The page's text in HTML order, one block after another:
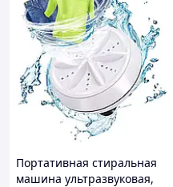
Портативная стиральная
машина ультразвуковая,